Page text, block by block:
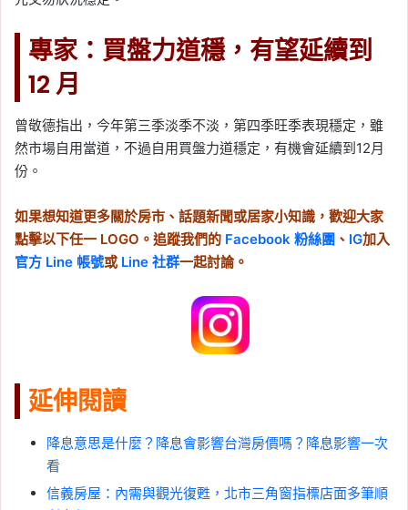
專家：買盤力道穩，有望延續到
12 月
曾敬德指出，今年第三季淡季不淡，第四季旺季表現穩定，雖
然市場自用當道，不過自用買盤力道穩定，有機會延續到12月
份。
如果想知道更多關於房市、話題新聞或居家小知識，歡迎大家
點擊以下任一 LOGO。追蹤我們的 Facebook 粉絲團 、 IG加入
官方 Line 帳號或 Line 社群一起討論。
延伸閱讀
降息意思是什麼？降息會影響台灣房價嗎？降息影響一次
看
信義房屋：內需與觀光復甦，北市三角窗指標店面多筆順